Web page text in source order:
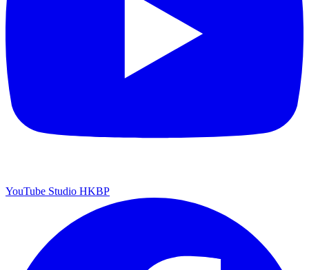
YouTube Studio HKBP